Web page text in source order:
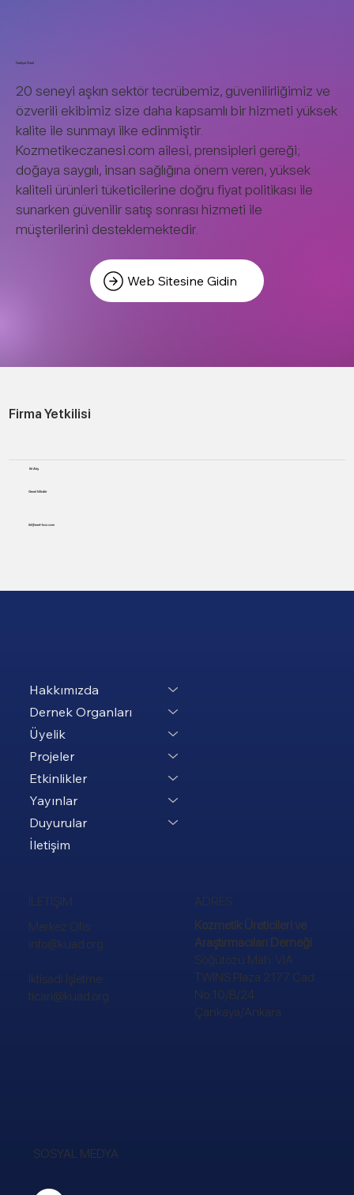
Faaliyet Özeti
20 seneyi aşkın sektör tecrübemiz, güvenilirliğimiz ve
özverili ekibimiz size daha kapsamlı bir hizmeti yüksek
kalite ile sunmayı ilke edinmiştir.
Kozmetikeczanesi.com ailesi, prensipleri gereği;
doğaya saygılı, insan sağlığına önem veren, yüksek
kaliteli ürünleri tüketicilerine doğru fiyat politikası ile
sunarken güvenilir satış sonrası hizmeti ile
müşterilerini desteklemektedir.
Web Sitesine Gidin
Firma Yetkilisi
Itri Atış
Genel Müdür
itri@mert-koz.com
Hakkımızda
Dernek Organları
Üyelik
Projeler
Etkinlikler
Yayınlar
Duyurular
İletişim
İLETİŞİM
Merkez Ofis:
info@kuad.org
İktisadi İşletme:
ticari@kuad.org
ADRES
Kozmetik Üreticileri ve
Araştırmacıları Derneği
Söğütözü Mah. VIA
TWINS Plaza 2177. Cad.
No:10/B/24
Çankaya/Ankara
SOSYAL MEDYA